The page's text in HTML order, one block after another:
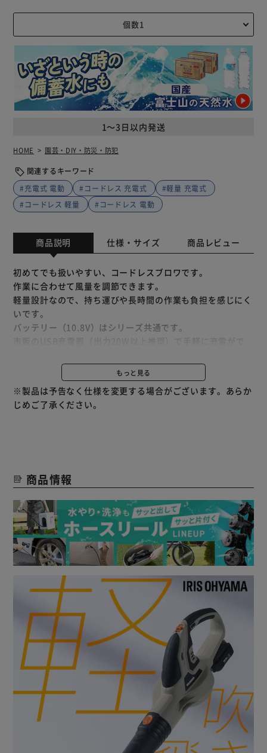
1～3日以内発送
HOME 園芸・DIY・防災・防犯
関連するキーワード
#充電式 電動
#コードレス 充電式
#軽量 充電式
#コードレス 軽量
#コードレス 電動
商品説明 仕様・サイズ 商品レビュー
初めてでも扱いやすい、コードレスブロワです。
作業に合わせて風量を調節できます。
軽量設計なので、持ち運びや長時間の作業も負担を感じにく
いです。
バッテリー（10.8V）はシリーズ共通です。
ライトの「点滅：充電中／点灯：充電完了」で、充電完了が
一目でわかります。
抜き差しも簡単で、充電が終わったら差し込み口にセットす
るだけでOKです。
もっと見る
※製品は予告なく仕様を変更する場合がございます。あらか
じめご了承ください。
商品情報